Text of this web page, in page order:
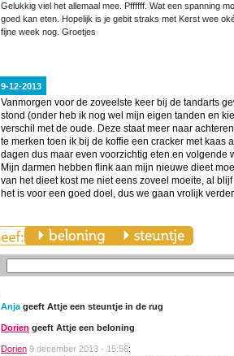
Gelukkig viel het allemaal mee. Pffffff. Wat een spanning
goed kan eten. Hopelijk is je gebit straks met Kerst wee
fijne week nog. Groetjes
9-12-2013
Vanmorgen voor de zoveelste keer bij de tandarts
stond (onder heb ik nog wel mijn eigen tanden en
verschil met de oude. Deze staat meer naar
te merken toen ik bij de koffie een cracker met kaas
dagen dus maar even voorzichtig eten.en volgende
Mijn darmen hebben flink aan mijn nieuwe dieet
van het dieet kost me niet eens zoveel moeite, al
het is voor een goed doel, dus we gaan vrolijk
Anja geeft Attje een steuntje in de rug
Dorien geeft Attje een beloning
Dorien 9 december 2013 - 15:56: